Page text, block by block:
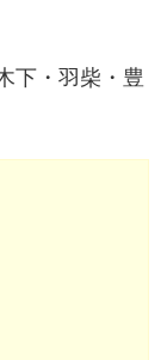
下・羽柴・豊